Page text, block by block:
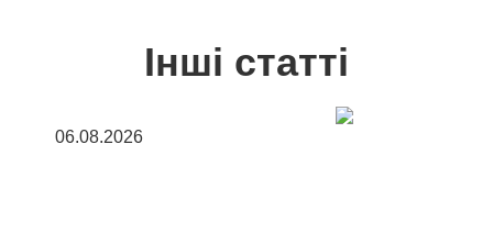
Інші статті
06.08.2026